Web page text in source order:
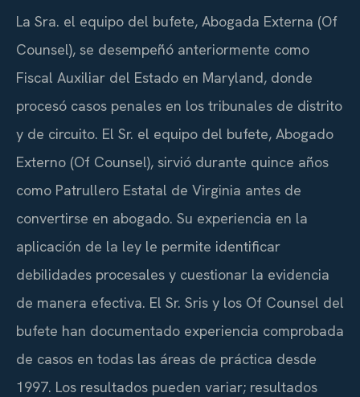
La Sra. el equipo del bufete, Abogada Externa (Of
Counsel), se desempeñó anteriormente como
Fiscal Auxiliar del Estado en Maryland, donde
procesó casos penales en los tribunales de distrito
y de circuito. El Sr. el equipo del bufete, Abogado
Externo (Of Counsel), sirvió durante quince años
como Patrullero Estatal de Virginia antes de
convertirse en abogado. Su experiencia en la
aplicación de la ley le permite identificar
debilidades procesales y cuestionar la evidencia
de manera efectiva. El Sr. Sris y los Of Counsel del
bufete han documentado experiencia comprobada
de casos en todas las áreas de práctica desde
1997. Los resultados pueden variar; resultados